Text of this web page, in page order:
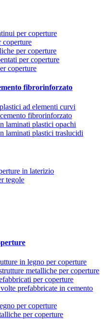
per coperture
coperture
per coperture
per coperture
coperture
fibrorinforzato
ad elementi curvi
fibrorinforzato
laminati plastici opachi
laminati plastici traslucidi
in laterizio
tegole
in legno per coperture
metalliche per coperture
per coperture
prefabbricate in cemento
per coperture
per coperture